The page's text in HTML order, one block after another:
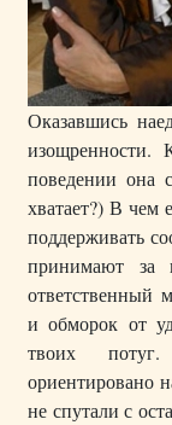
Оказавшись
изощренности.
поведении она
хватает?) В чем
поддерживать
принимают за
ответственный
и обморок от
твоих
ориентировано
не спутали с